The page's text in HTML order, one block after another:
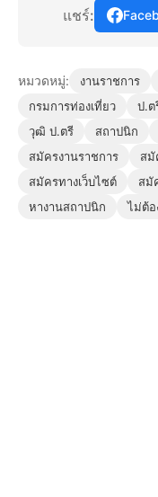
แชร์:
หมวดหมู่: งานราชการ
กรมการท่องเที่ยว ป.ต
วุฒิ ป.ตรี
สถาปนิก
สมัครงานราชการ
สมั
สมัครทางเว็บไซต์
สมั
หางานสถาปนิก
ไม่ต้